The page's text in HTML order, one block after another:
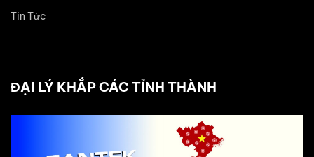
Tin Tức
ĐẠI LÝ KHẮP CÁC TỈNH THÀNH